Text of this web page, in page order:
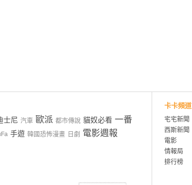
士尼 汽車 歐派 都市傳說 貓奴必看 一番
手遊 韓國恐怖漫畫 日劇 電影週報
卡卡頻道
宅宅新聞
西斯新聞
電影
情報局
排行榜